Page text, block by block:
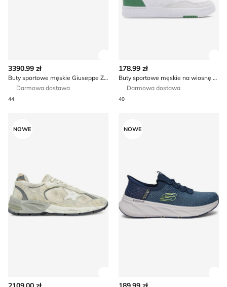
3390.99 zł
Buty sportowe męskie Giuseppe Zanotti
Darmowa dostawa
44
178.99 zł
Buty sportowe męskie na wiosnę Reebok
Darmowa dostawa
40
NOWE NOWE